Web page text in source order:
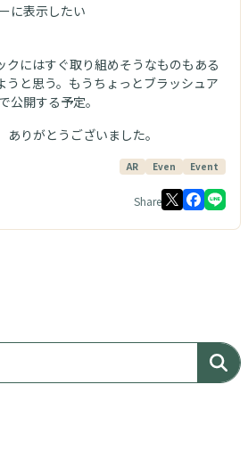
に表示したい
クにはすぐ取り組めそうなものもある
うと思う。もうちょっとブラッシュア
公開する予定。
りがとうございました。
AR Even Event
Share